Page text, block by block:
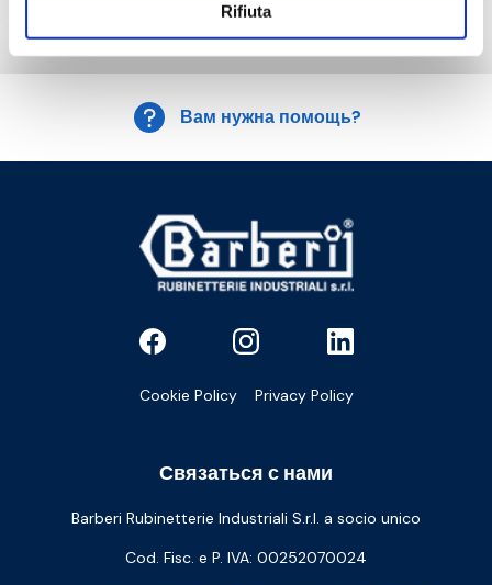
Rifiuta
Вам нужна помощь?
Cookie Policy Privacy Policy
Связаться с нами
Barberi Rubinetterie Industriali S.r.l. a socio unico
Cod. Fisc. e P. IVA: 00252070024